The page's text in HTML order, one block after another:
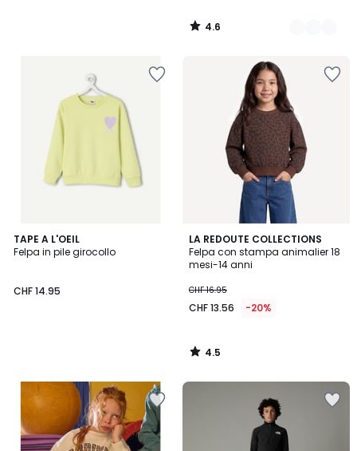
4.6
/
TAPE A L'OEIL
Felpa in pile girocollo
CHF 14.95
LA REDOUTE COLLECTIONS
Felpa con stampa animalier 18
mesi-14 anni
CHF 16.95
CHF 13.56 -20%
4.5
/ 5
4.5
/